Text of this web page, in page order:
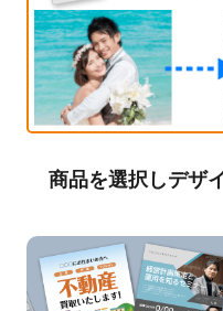
商品を選択しデザ